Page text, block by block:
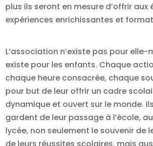
plus ils seront en mesure d’offrir aux
expériences enrichissantes et
L’association n’existe pas pour elle-
existe pour les enfants. Chaque
chaque heure consacrée, chaque
pour but de leur offrir un cadre
dynamique et ouvert sur le monde.
gardent de leur passage à l’école,
lycée, non seulement le souvenir de